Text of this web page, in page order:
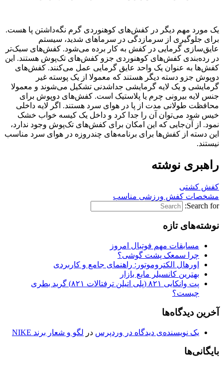
یک مورد مهم دیگر در کفش‌های کوهنوردی گرم نگه‌داشتن پا هست.
برای جلوگیری از سرمازدگی در سرماهای شدید، سیستم
عایق‌سازی گرمایی در کفش به کار برده می‌شود. کفش‌های سبک‌تر
در رده‌بندی کفش‌های کوهنوردی جزو کفش‌های تک‌پوش هستند. این
کفش‌ها به عنوان یک واحد عایق گرمایی عمل می‌کنند. کفش‌های
دوپوش جزو دسته دیگر هستند که معمولا از یک پوسته غیر
گرمایشی و یک لایه گرمایشی جداشدنی تشکیل می‌شوند و معمولا
جنس لایه بیرونی چرم یا پلاستیک است. کفش‌های دوپوش برای
محافظت طولانی مدت از پا در هوای سرد هستند. اگر لایه داخلی
خیس شود می‌توان آن را جدا کرد و داخل یک کیسه خواب خشک
نمود. از آن‌جایی که این امکان برای کفش‌های تک‌پوش وجود ندارد،
این دسته از کفش‌ها برای برنامه‌های چندروزه در هوای سرد مناسب
نیستند.
راهبری نوشته
کفش کشتی
مشخصات کفش ورزشی مناسب
Search for:
نوشته‌های تازه
مسابقات مهم فوتبال امروز
چرا سمعک پشت گوشی؟
اورهال الکتروموتور: راهنمای جامع و کاربردی
بهترین کانسیلر مایع بازار
پت وانکایی ۸۲۱ (پلی اتیلن ترفتالات ۸۲۱) گرید بطری
چیست؟
آخرین دیدگاه‌ها
یک نویسنده‌ی دیدگاه در وردپرس در لگو و شعار برند NIKE
بایگانی‌ها